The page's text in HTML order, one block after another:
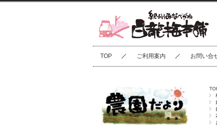
TOP ご利用案内 お問い合